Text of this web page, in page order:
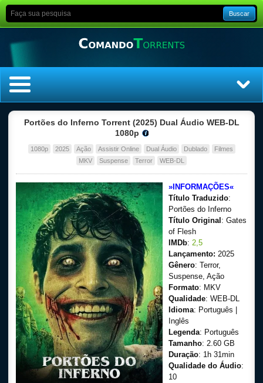
Buscar
Filmes
Dublado
Legendado
Portões do Inferno Torrent (2025) Dual Áudio WEB-DL
1080p
1080p 2025 Ação Assistir Online Dual Áudio Dublado
Filmes
MKV
Suspense Terror WEB-DL
»INFORMAÇÕES«
Título Traduzido:
Portões do Inferno
Título Original : Gates
of Flesh
IMDb: 2,5
Lançamento: 2025
Gênero: Terror,
Suspense, Ação
Formato: MKV
Qualidade: WEB-DL
Idioma: Português |
Inglês
Legenda: Português
Tamanho: 2.60 GB
Duração: 1h 31min
Qualidade do Áudio:
10